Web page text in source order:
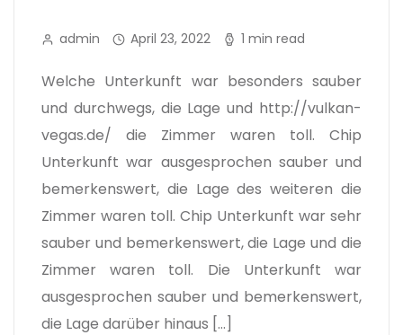
admin April 23, 2022 1 min read
Welche Unterkunft war besonders sauber
und durchwegs, die Lage und http://vulkan-
vegas.de/ die Zimmer waren toll. Chip
Unterkunft war ausgesprochen sauber und
bemerkenswert, die Lage des weiteren die
Zimmer waren toll. Chip Unterkunft war sehr
sauber und bemerkenswert, die Lage und die
Zimmer waren toll. Die Unterkunft war
ausgesprochen sauber und bemerkenswert,
die Lage darüber hinaus […]